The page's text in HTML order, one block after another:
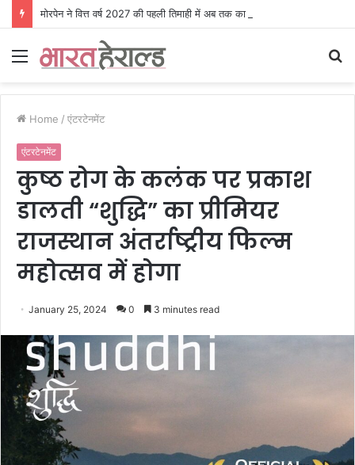
Menu
Home / एंटरटेनमेंट
एंटरटेनमेंट
कुष्ठ रोग के कलंक पर प्रकाश
डालती “शुद्धि” का प्रीमियर
राजस्थान अंतर्राष्ट्रीय फिल्म
महोत्सव में होगा
January 25, 2024 0 3 minutes read